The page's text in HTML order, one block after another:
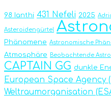
98 Ianthi 431 Nefeli 2025
Asteroidengürtel
Phänomene Astronomische
Atmosphäre Beobachtende
CAPTAIN GG dunkle
European Space Agency
Weltraumorganisation